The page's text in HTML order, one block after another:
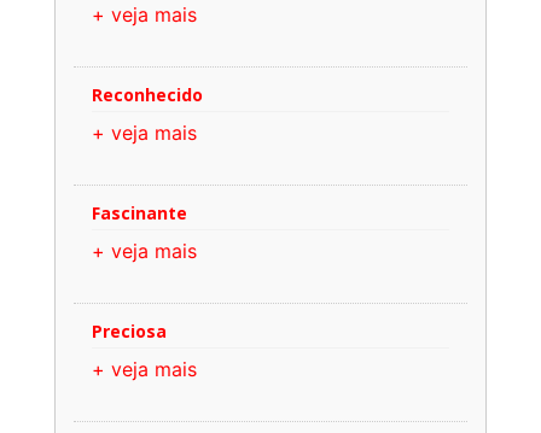
+ veja mais
Reconhecido
+ veja mais
Fascinante
+ veja mais
Preciosa
+ veja mais